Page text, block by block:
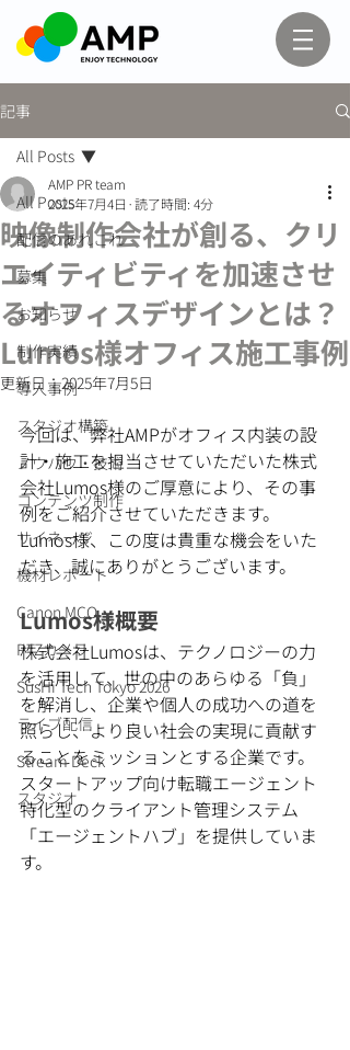
記事
All Posts
配信のあれこれ
募集
お知らせ
制作実績
導入事例
スタジオ構築
ノウハウ・技術
コンテンツ制作
サイネージ
機材レポート
Canon MCO
PTZカメラ
SusHi Tech Tokyo 2026
ライブ配信
Stream Deck
スタジオ
All Posts
映像制作会社が創る、クリ
エイティビティを加速させ
るオフィスデザインとは？
Lumos様オフィス施工事例
AMP PR team
2025年7月4日 読了時間: 4分
更新日：2025年7月5日
今回は、弊社AMPがオフィス内装の設
計・施工を担当させていただいた株式
会社Lumos様のご厚意により、その事
例をご紹介させていただきます。
Lumos様、この度は貴重な機会をいた
だき、誠にありがとうございます。
Lumos様概要
株式会社Lumosは、テクノロジーの力
を活用して、世の中のあらゆる「負」
を解消し、企業や個人の成功への道を
照らし、より良い社会の実現に貢献す
ることをミッションとする企業です。
スタートアップ向け転職エージェント
特化型のクライアント管理システム
「エージェントハブ」を提供していま
す。